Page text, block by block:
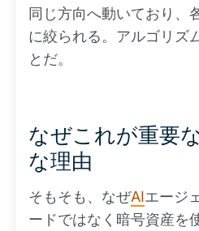
同じ方向へ動いており、
に絞られる。アルゴリズ
とだ。
なぜこれが重要
な理由
そもそも、なぜAIエージ
ードではなく暗号資産を